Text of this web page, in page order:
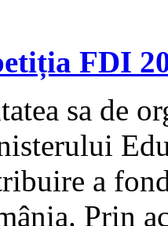
FDI
sa de
a
Prin